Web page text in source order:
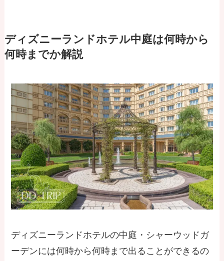
ディズニーランドホテル中庭は何時から
何時までか解説
ディズニーランドホテルの中庭・シャーウッドガ
ーデンには何時から何時まで出ることができるの